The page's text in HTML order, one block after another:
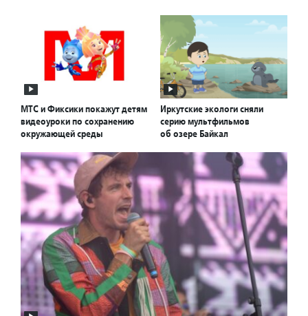
МТС и Фиксики покажут детям
видеоуроки по сохранению
окружающей среды
Иркутские экологи сняли
серию мультфильмов
об озере Байкал